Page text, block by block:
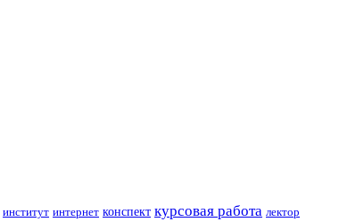
институт интернет конспект курсовая работа лектор